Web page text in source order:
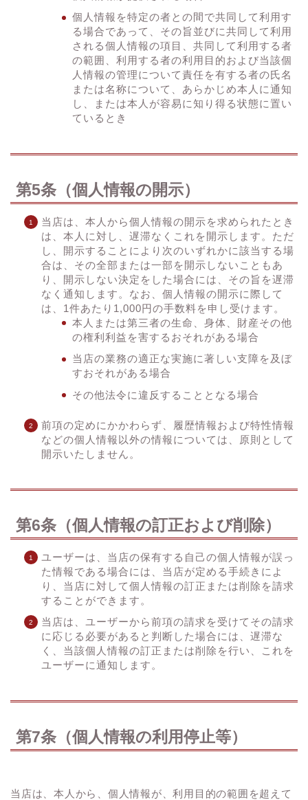
個人情報を特定の者との間で共同して利用す
る場合であって、その旨並びに共同して利用
される個人情報の項目、共同して利用する者
の範囲、利用する者の利用目的および当該個
人情報の管理について責任を有する者の氏名
または名称について、あらかじめ本人に通知
し、または本人が容易に知り得る状態に置い
ているとき
第5条（個人情報の開示）
当店は、本人から個人情報の開示を求められたとき
は、本人に対し、遅滞なくこれを開示します。ただ
し、開示することにより次のいずれかに該当する場
合は、その全部または一部を開示しないこともあ
り、開示しない決定をした場合には、その旨を遅滞
なく通知します。なお、個人情報の開示に際して
は、1件あたり1,000円の手数料を申し受けます。
本人または第三者の生命、身体、財産その他
の権利利益を害するおそれがある場合
当店の業務の適正な実施に著しい支障を及ぼ
すおそれがある場合
その他法令に違反することとなる場合
前項の定めにかかわらず、履歴情報および特性情報
などの個人情報以外の情報については、原則として
開示いたしません。
第6条（個人情報の訂正および削除）
ユーザーは、当店の保有する自己の個人情報が誤っ
た情報である場合には、当店が定める手続きによ
り、当店に対して個人情報の訂正または削除を請求
することができます。
当店は、ユーザーから前項の請求を受けてその請求
に応じる必要があると判断した場合には、遅滞な
く、当該個人情報の訂正または削除を行い、これを
ユーザーに通知します。
第7条（個人情報の利用停止等）
当店は、本人から、個人情報が、利用目的の範囲を超えて